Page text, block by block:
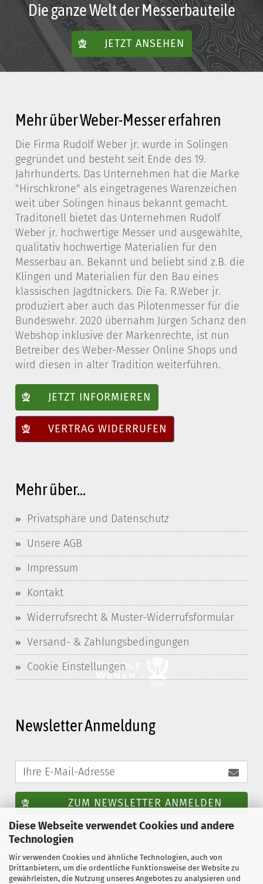
Diese Webseite verwendet Cookies und andere
Technologien
Wir verwenden Cookies und ähnliche Technologien, auch von
Drittanbietern, um die ordentliche Funktionsweise der Website zu
gewährleisten, die Nutzung unseres Angebotes zu analysieren und
Die ganze Welt der Messerbauteile
JETZT ANSEHEN
Mehr über Weber-Messer erfahren
Die Firma Rudolf Weber jr. wurde in Solingen
gegründet und besteht seit Ende des 19.
Jahrhunderts. Das Unternehmen hat die Marke
"Hirschkrone" als eingetragenes Warenzeichen
weit über Solingen hinaus bekannt gemacht.
Traditonell bietet das Unternehmen Rudolf
Weber jr. hochwertige Messer und ausgewählte,
qualitativ hochwertige Materialien für den
Messerbau an. Bekannt und beliebt sind z.B. die
Klingen und Materialien für den Bau eines
klassischen Jagdtnickers. Die Fa. R.Weber jr.
produziert aber auch das Pilotenmesser für die
Bundeswehr. 2020 übernahm Jürgen Schanz den
Webshop inklusive der Markenrechte, ist nun
Betreiber des Weber-Messer Online Shops und
wird diesen in alter Tradition weiterführen.
JETZT INFORMIEREN
VERTRAG WIDERRUFEN
Mehr über...
Privatsphäre und Datenschutz
Unsere AGB
Impressum
Kontakt
Widerrufsrecht & Muster-Widerrufsformular
Versand- & Zahlungsbedingungen
Cookie Einstellungen
Newsletter Anmeldung
ZUM NEWSLETTER ANMELDEN
Melden Sie sich noch heute zum Weber-Messer-
Newsletter an und profitieren Sie von exklusiven
Vergünstigungen. Sie können den Newsletter